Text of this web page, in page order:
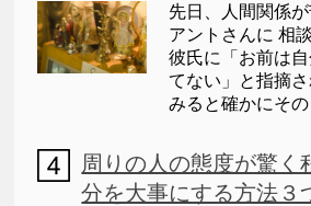
先日、人間関係
アントさんに 相
彼氏に「お前は
てない」と指摘
みると確かにそ
周りの人の態度が驚く
分を大事にする方法３